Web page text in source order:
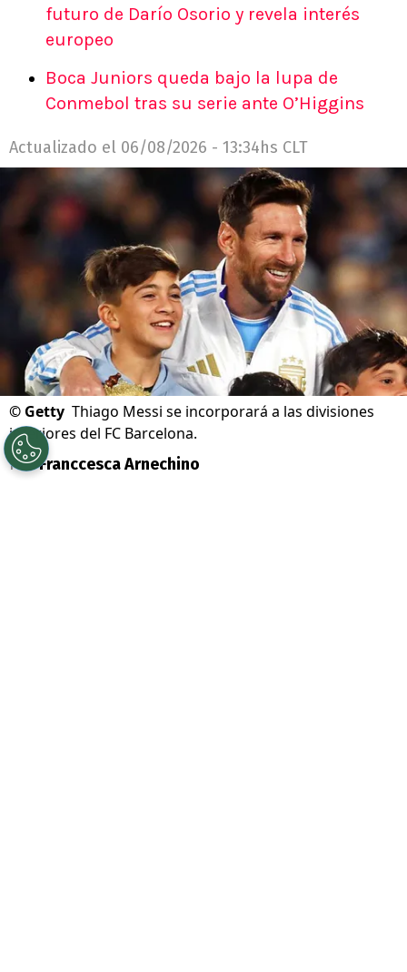
futuro de Darío Osorio y revela interés
europeo
Boca Juniors queda bajo la lupa de
Conmebol tras su serie ante O’Higgins
Actualizado el 06/08/2026 - 13:34hs CLT
© Getty Thiago Messi se incorporará a las divisiones
inferiores del FC Barcelona.
Por Franccesca Arnechino